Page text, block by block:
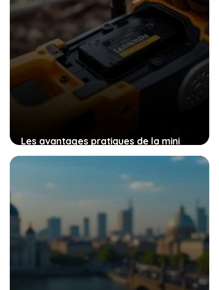
Les avantages pratiques de la mini
tronçonneuse güde mk 18-201-05 pour